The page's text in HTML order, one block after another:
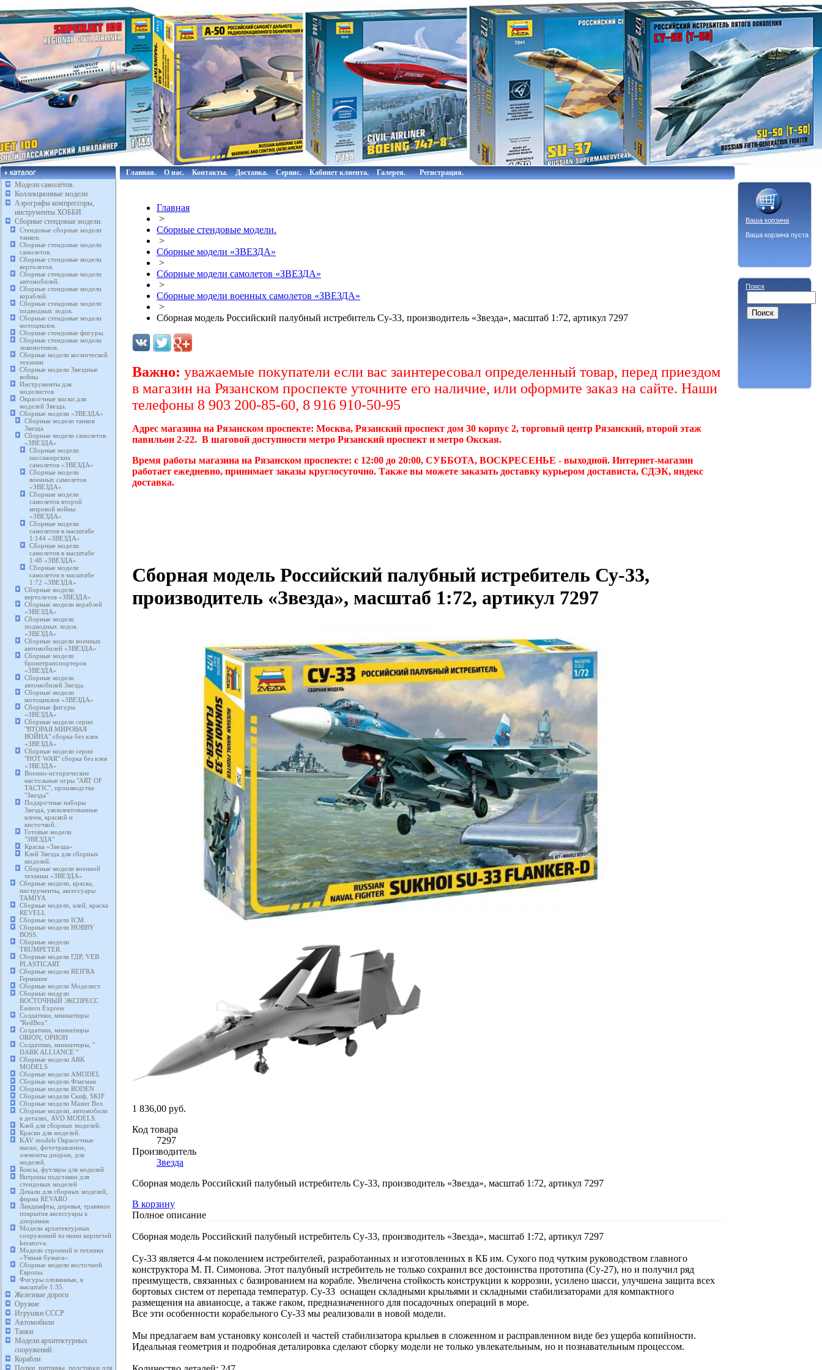
Модели самолётов.
Коллекционные модели
Аэрографы компрессоры,
инструменты ХОББИ.
Сборные стендовые модели.
Стендовые сборные модели
танков.
Сборные стендовые модели
самолетов.
Сборные стендовые модели
вертолетов.
Сборные стендовые модели
автомобилей.
Сборные стендовые модели
кораблей.
Сборные стендовые модели
подводных лодок.
Сборные стендовые модели
мотоциклов.
Сборные стендовые фигуры.
Сборные стендовые модели
локомотивов.
Сборные модели космической
техники
Сборные модели Звездные
войны
Инструменты для
моделистов
Окрасочные маски для
моделей Звезда.
Сборные модели «ЗВЕЗДА»
Сборные модели танков
Звезда
Сборные модели самолетов
«ЗВЕЗДА»
Сборные модели
пассажирских
самолетов «ЗВЕЗДА»
Сборные модели
военных самолетов
«ЗВЕЗДА»
Сборные модели
самолетов второй
мировой войны
«ЗВЕЗДА»
Сборные модели
самолетов в масштабе
1:144 «ЗВЕЗДА»
Сборные модели
самолетов в масштабе
1:48 «ЗВЕЗДА»
Сборные модели
самолетов в масштабе
1:72 «ЗВЕЗДА»
Сборные модели
вертолетов «ЗВЕЗДА»
Сборные модели кораблей
«ЗВЕЗДА»
Сборные модели
подводных лодок
«ЗВЕЗДА»
Сборные модели военных
автомобилей «ЗВЕЗДА»
Сборные модели
бронетранспортеров
«ЗВЕЗДА»
Сборные модели
автомобилей Звезда.
Сборные модели
мотоциклов «ЗВЕЗДА»
Сборные фигуры
«ЗВЕЗДА»
Сборные модели серии
"ВТОРАЯ МИРОВАЯ
ВОЙНА" сборка без клея
«ЗВЕЗДА»
Сборные модели серии
"HOT WAR" сборка без клея
«ЗВЕЗДА»
Военно-исторические
настольные игры "ART OF
TACTIC", производства
"Звезда"
Подарочные наборы
Звезда, укомлектованные
клеем, краской и
кисточкой..
Готовые модели
"ЗВЕЗДА"
Краска «Звезда»
Клей Звезда для сборных
моделей.
Сборные модели военной
техники «ЗВЕЗДА»
Сборные модели, краска,
инструменты, аксессуары
TAMIYA
Сборные модели, клей, краска
REVELL
Сборные модели ICM.
Сборные модели HOBBY
BOSS.
Сборные модели
TRUMPETER.
Сборные модели ГДР, VEB
PLASTICART
Сборные модели REIFRA
Германия
Сборные модели Моделист.
Сборные модели
ВОСТОЧНЫЙ ЭКСПРЕСС
Eastern Express
Солдатики, миниатюры
"RedBox"
Солдатики, миниатюры
ORION, ОРИОН
Солдатики, миниатюры, "
DARK ALLIANCE "
Сборные модели ARK
MODELS
Сборные модели AMODEL
Сборные модели Флагман
Сборные модели RODEN
Сборные модели Скиф, SKIF
Сборные модели Master Box
Сборные модели, автомобили
в деталях, AVD MODELS.
Клей для сборных моделей.
Краски для моделей.
KAV models Окрасочные
маски, фототравление,
элементы диорам, для
моделей.
Боксы, футляры для моделей
Витрины подставки для
стендовых моделей
Декали для сборных моделей,
фирма REVARO
Ландшафты, деревья, травяное
покрытия аксессуары к
диорамам.
Модели архитектурных
сооружений из мини кирпичей
keranova.
Модели строений и техники
«Умная бумага».
Сборные модели восточной
Европы.
Фигуры оловянные, в
масштабе 1:35.
Железные дороги
Оружие
Игрушки СССР
Автомобили
Танки
Модели архитектурных
сооружений.
Корабли
Полки, витрины, подставки для
Главная. О нас. Контакты. Доставка. Сервис. Кабинет клиента. Галерея. Регистрация.
Главная
>
Сборные стендовые модели.
>
Сборные модели «ЗВЕЗДА»
>
Сборные модели самолетов «ЗВЕЗДА»
>
Сборные модели военных самолетов «ЗВЕЗДА»
>
Сборная модель Российский палубный истребитель Су-33, производитель «Звезда», масштаб 1:72, артикул 7297
Важно: уважаемые покупатели если вас заинтересовал определенный товар, перед приездом
в магазин на Рязанском проспекте уточните его наличие, или оформите заказ на сайте. Наши
телефоны 8 903 200-85-60, 8 916 910-50-95
Адрес магазина на Рязанском проспекте: Москва, Рязанский проспект дом 30 корпус 2, торговый центр Рязанский, второй этаж
павильон 2-22. В шаговой доступности метро Рязанский проспект и метро Окская.
Время работы магазина на Рязанском проспекте: с 12:00 до 20:00, СУББОТА, ВОСКРЕСЕНЬЕ - выходной. Интернет-магазин
работает ежедневно, принимает заказы круглосуточно. Также вы можете заказать доставку курьером достависта, СДЭК, яндекс
доставка.
Сборная модель Российский палубный истребитель Су-33,
производитель «Звезда», масштаб 1:72, артикул 7297
1 836,00 руб.
Код товара
7297
Производитель
Звезда
Сборная модель Российский палубный истребитель Су-33, производитель «Звезда», масштаб 1:72, артикул 7297
В корзину
Полное описание
Сборная модель Российский палубный истребитель Су-33, производитель «Звезда», масштаб 1:72, артикул 7297
Су-33 является 4-м поколением истребителей, разработанных и изготовленных в КБ им. Сухого под чутким руководством главного
конструктора М. П. Симонова. Этот палубный истребитель не только сохранил все достоинства прототипа (Су-27), но и получил ряд
преимуществ, связанных с базированием на корабле. Увеличена стойкость конструкции к коррозии, усилено шасси, улучшена защита всех
бортовых систем от перепада температур. Су-33 оснащен складными крыльями и складными стабилизаторами для компактного
размещения на авианосце, а также гаком, предназначенного для посадочных операций в море.
Все эти особенности корабельного Су-33 мы реализовали в новой модели.
Мы предлагаем вам установку консолей и частей стабилизатора крыльев в сложенном и расправленном виде без ущерба копийности.
Идеальная геометрия и подробная деталировка сделают сборку модели не только увлекательным, но и познавательным процессом.
Ваша корзина
Ваша корзина пуста
Поиск